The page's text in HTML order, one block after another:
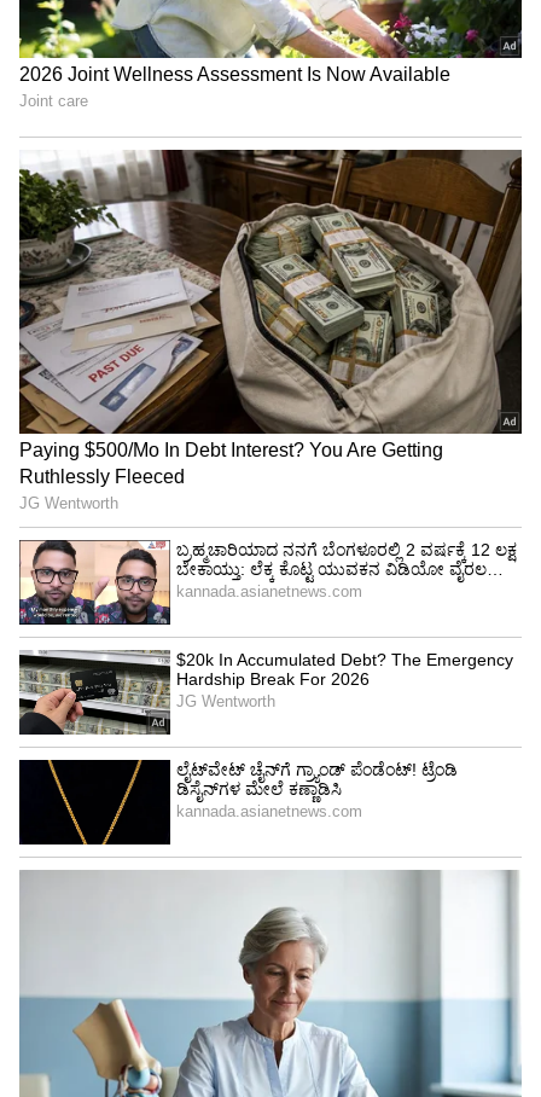
ಪಿಂಚಣಿದಾರರೆ ನ.30ರೊಳಗೆ ಜೀವನ ಪ್ರಮಾಣಪತ್ರ
ಸಲ್ಲಿಕೆ ಮಾಡಿ, ತಡೆಯಿಲ್ಲದೆ ಪಿಂಚಣಿ ಪಡೆಯಿರಿ
ಆನ್ ಲೈನ್ ವಂಚಕರು ವಂಚನೆಗೆ ಹೊಸ ಹೊಸ ವಿಧಾನಗಳನ್ನು
ಬಳಸುವ ಮೂಲಕ ಅಮಾಯಕರ ಖಾತೆಗಳಿಗೆ ಕನ್ನ
ಹಾಕುತ್ತಿದ್ದಾರೆ. ಅದೆಷ್ಟೇ ವಿದ್ಯಾವಂತರಾಗಿದ್ದರೂ ಒಂದು ಕ್ಷಣ
ಮೈ ಮರೆತರೂ ಇಂಥ ವಂಚಕರ ಬಲೆಯಲ್ಲಿ ಸಿಲುಕುವುದು
ಗ್ಯಾರಂಟಿ. ಅದರಲ್ಲೂ ಯುಪಿಐ ಪಾವತಿ ವ್ಯವಸ್ಥೆಯಲ್ಲಿ
ವಂಚನೆಗೊಳಗಾಗುವ ಸಾಧ್ಯತೆ ಹೆಚ್ಚಿರುವ ಕಾರಣ
ನಿಯಂತ್ರಣಕ್ಕೆ ಸರ್ಕಾರ ಮುಂದಾಗಿದೆ.